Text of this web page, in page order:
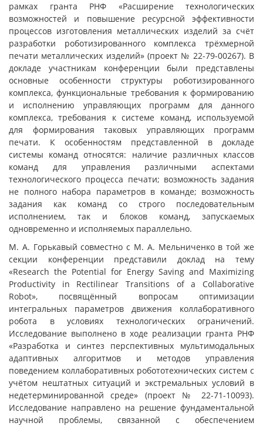
рамках гранта РНФ «Расширение технологических
возможностей и повышение ресурсной эффективности
процессов изготовления металлических изделий за счёт
разработки роботизированного комплекса трёхмерной
печати металлических изделий» (проект № 22-79-00267). В
докладе участникам конференции были представлены
основные особенности структуры роботизированного
комплекса, функциональные требования к формированию
и исполнению управляющих программ для данного
комплекса, требования к системе команд, используемой
для формирования таковых управляющих программ
печати. К особенностям представленной в докладе
системы команд относятся: наличие различных классов
команд для управления различными аспектами
технологического процесса печати; возможность задания
не полного набора параметров в команде; возможность
задания как команд со строго последовательным
исполнением, так и блоков команд, запускаемых
одновременно и исполняемых параллельно.
М. А. Горькавый совместно с М. А. Мельниченко в той же
секции конференции представили доклад на тему
«Research the Potential for Energy Saving and Maximizing
Productivity in Rectilinear Transitions of a Collaborative
Robot», посвящённый вопросам оптимизации
интегральных параметров движения коллаборативного
робота в условиях технологических ограничений.
Исследование выполнено в ходе реализации гранта РНФ
«Разработка и синтез перспективных мультимодальных
адаптивных алгоритмов и методов управления
поведением коллаборативных робототехнических систем с
учётом нештатных ситуаций и экстремальных условий в
недетерминированной среде» (проект № 22-71-10093).
Исследование направлено на решение фундаментальной
научной проблемы, связанной с обеспечением